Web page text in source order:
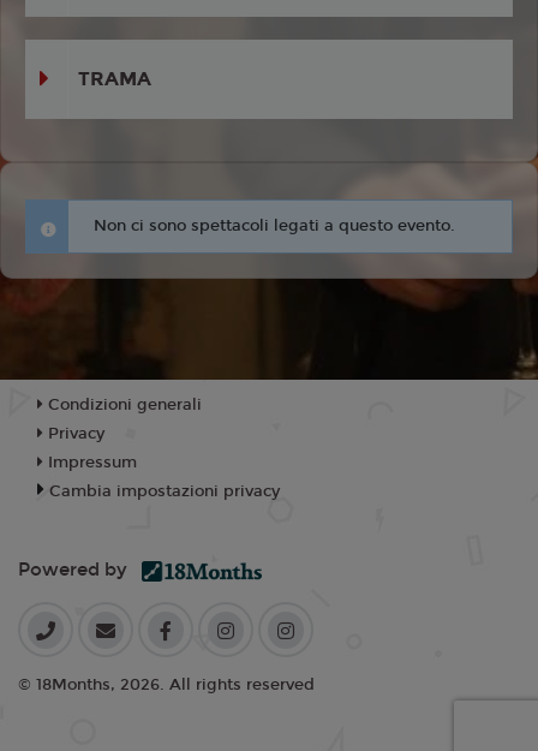
TRAMA
Non ci sono spettacoli legati a questo evento.
Condizioni generali
Privacy
Impressum
Cambia impostazioni privacy
Powered by
© 18Months, 2026. All rights reserved